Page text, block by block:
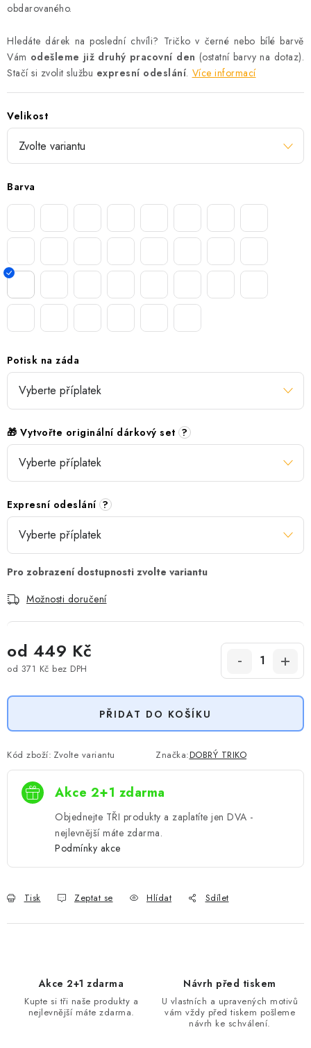
obdarovaného.
Hledáte dárek na poslední chvíli? Tričko v černé nebo bílé barvě
Vám odešleme již druhý pracovní den (ostatní barvy na dotaz).
Stačí si zvolit službu expresní odeslání. Více informací
Velikost
Barva
Potisk na záda
🎁 Vytvořte originální dárkový set ?
Expresní odeslání ?
Možnosti doručení
od 449 Kč
od 371 Kč bez DPH
PŘIDAT DO KOŠÍKU
Kód zboží: Zvolte variantu Značka:DOBRÝ TRIKO
Akce 2+1 zdarma
Objednejte TŘI produkty a zaplatíte jen DVA -
nejlevnější máte zdarma.
Podmínky akce
Tisk Zeptat se Hlídat Sdílet
Akce 2+1 zdarma
Kupte si tři naše produkty a
nejlevnější máte zdarma.
Návrh před tiskem
U vlastních a upravených motivů
vám vždy před tiskem pošleme
návrh ke schválení.